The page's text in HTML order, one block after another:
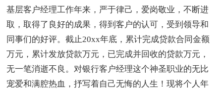
基层客户经理工作年来，严于律己，爱岗敬业，不断进
取，取得了良好的成果，得到客户的认可，受到领导和
同事们的好评。截止20xx年底，累计完成贷款合同金额
万元，累计发放贷款万元，已完成并回收的贷款万元，
无一笔消逝不良。对银行客户经理这个神圣职业的无比
宠爱和满腔热血，抒写着自己无悔的人生！现将个人年